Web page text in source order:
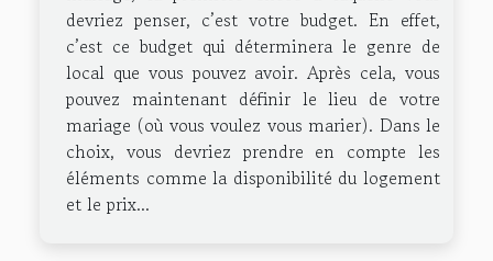
devriez penser, c’est votre budget. En effet,
c’est ce budget qui déterminera le genre de
local que vous pouvez avoir. Après cela, vous
pouvez maintenant définir le lieu de votre
mariage (où vous voulez vous marier). Dans le
choix, vous devriez prendre en compte les
éléments comme la disponibilité du logement
et le prix...